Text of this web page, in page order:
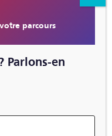
parcours
Parlons-en